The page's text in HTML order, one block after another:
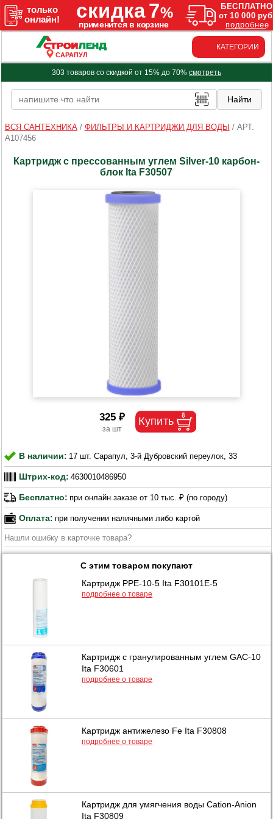
САРАПУЛ
КАТЕГОРИИ
303 товаров со скидкой от 15% до 70% смотреть
ВСЯ САНТЕХНИКА/ ФИЛЬТРЫ И КАРТРИДЖИ ДЛЯ ВОДЫ / АРТ.
A107456
Картридж с прессованным углем Silver-10 карбон-
блок Ita F30507
325 ₽
В наличии: 17 шт. Сарапул, 3-й Дубровский переулок, 33
Штрих-код: 4630010486950
Бесплатно: при онлайн заказе от 10 тыс. ₽ (по городу)
Оплата: при получении наличными либо картой
Нашли ошибку в карточке товара?
С этим товаром покупают
Картридж PPE-10-5 Ita F30101E-5
подробнее о товаре
Картридж с гранулированным углем GAC-10
Ita F30601
подробнее о товаре
Картридж антижелезо Fe Ita F30808
подробнее о товаре
Картридж для умягчения воды Cation-Anion
Ita F30809